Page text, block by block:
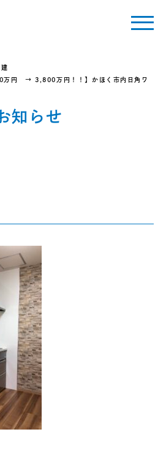
万円 → 3,800万円！！】かほく市内日角ワ
知らせ